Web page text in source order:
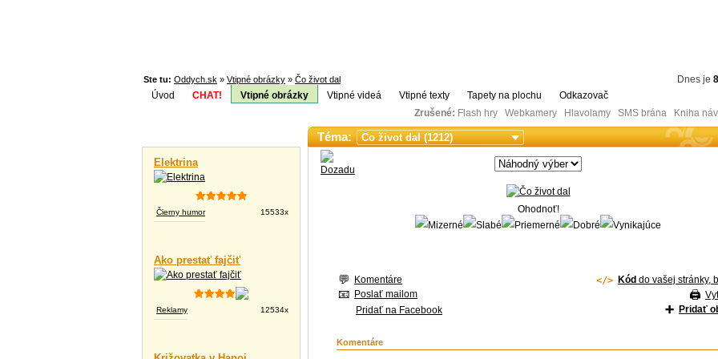
Ste tu: Oddych.sk » Vtipné obrázky » Čo život dal Dnes je
Úvod
CHAT! Vtipné obrázky Vtipné videá Vtipné texty Tapety na plochu
Odkazovač
Zrušené: Flash hry Webkamery Hlavolamy SMS brána Kniha
Elektrina
Čierny humor 15533x
Ako prestať fajčiť
Reklamy 12534x
Téma:
Ohodnoť!
Komentáre
Poslať mailom
Pridať na Facebook
Kód do vašej stránky,
Pridať
Komentáre